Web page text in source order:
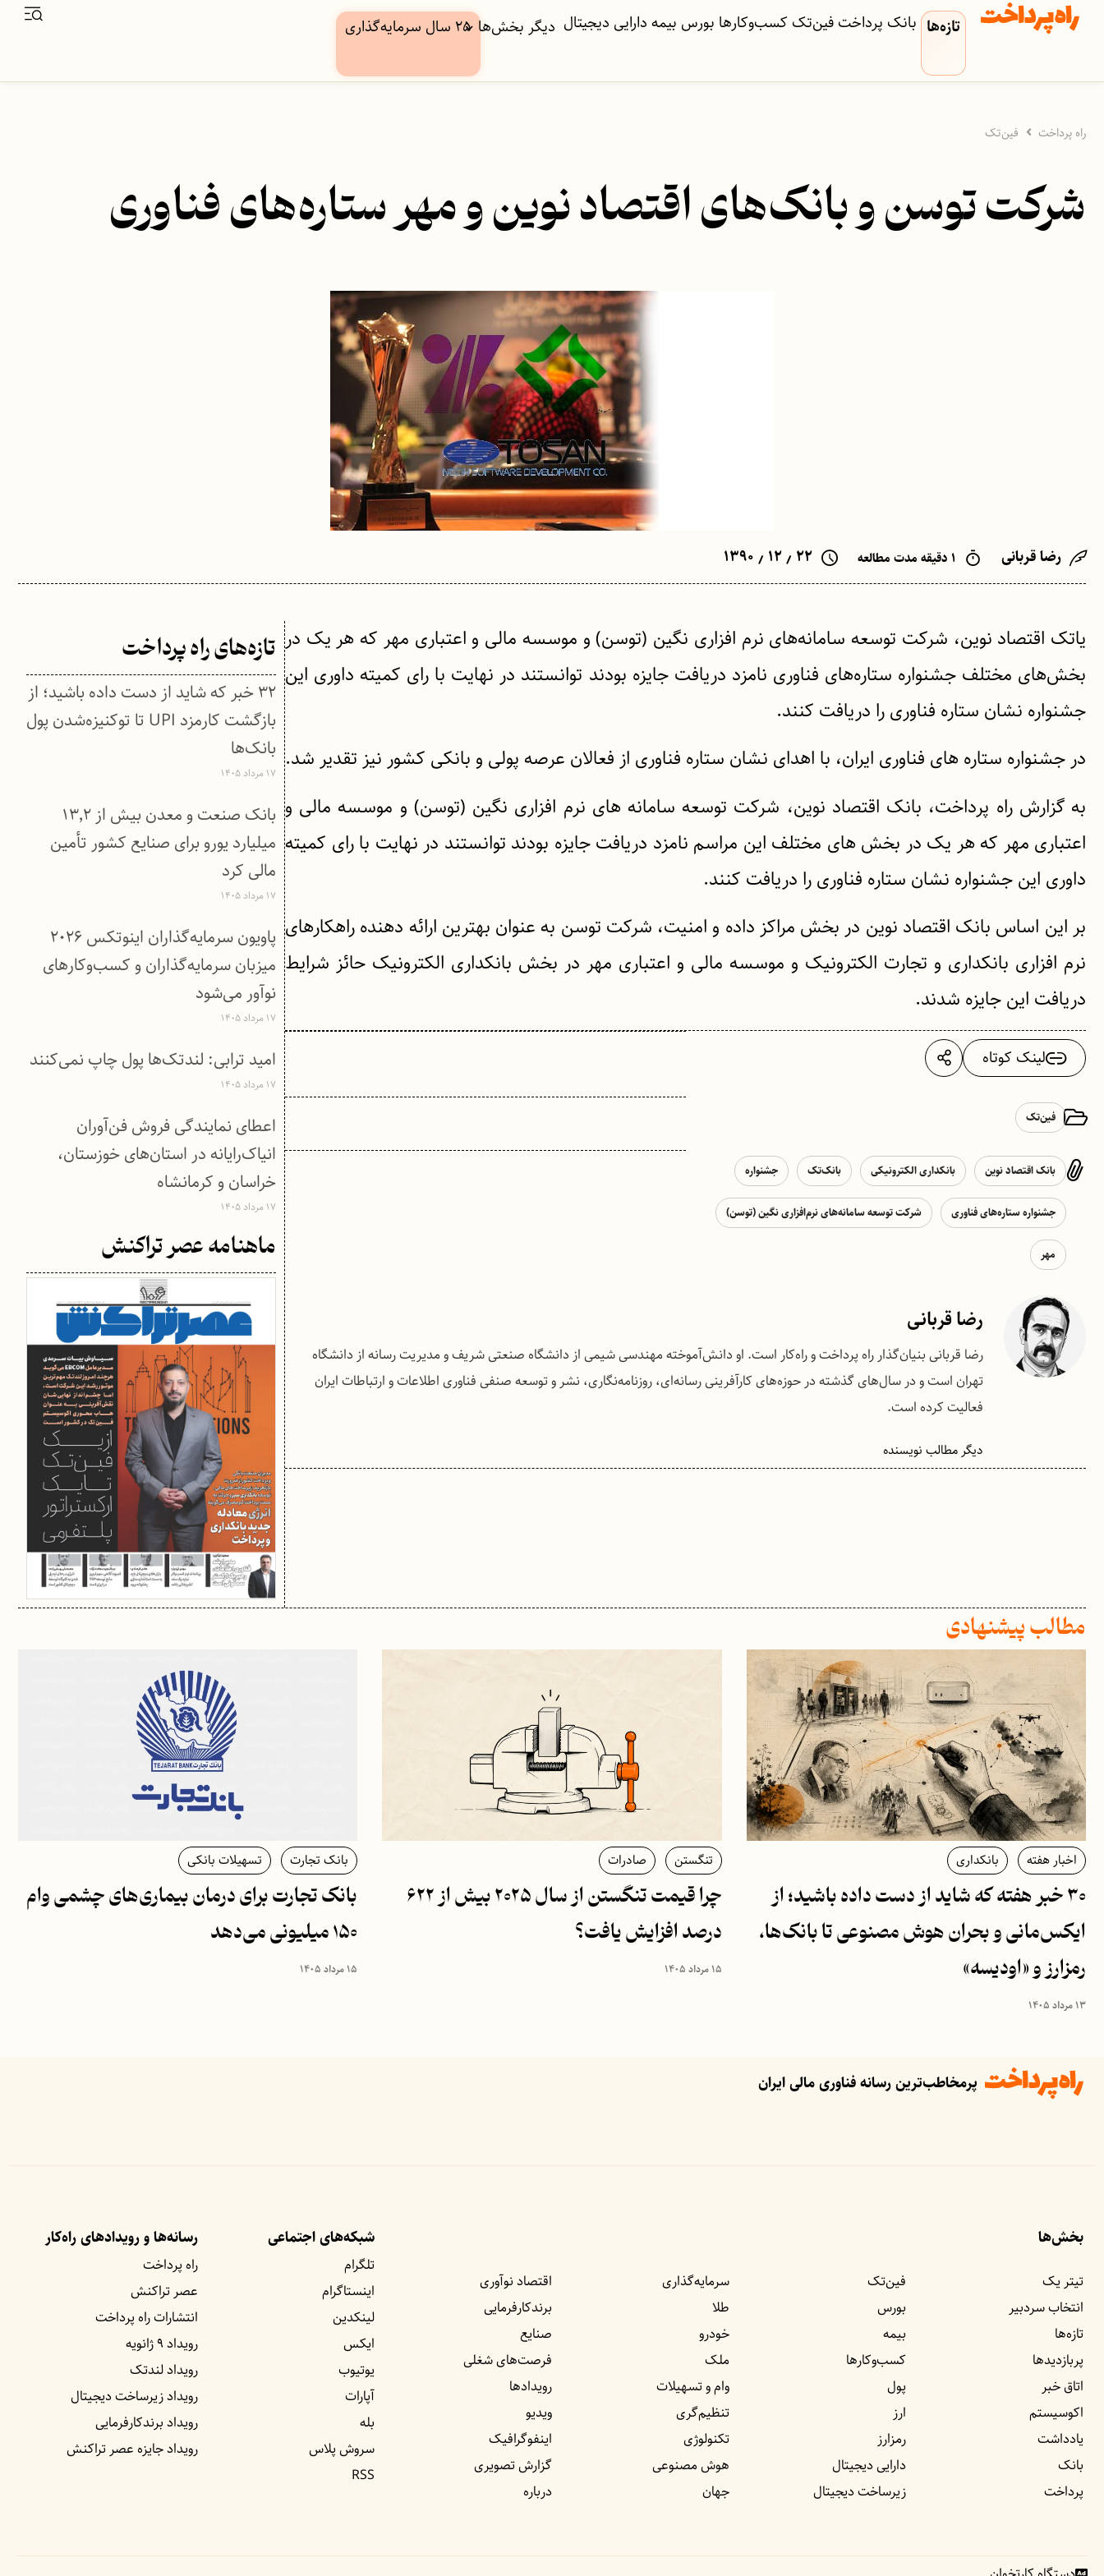
تازه‌ها بانک پرداختفین‌تک کسب‌وکار‌ها بورس بیمهدارایی دیجیتال دیگر بخش‌ها ۲۵ سال سرمایه‌گذاری
راه پرداخت فین‌تک
شرکت توسن و بانک‌های اقتصاد نوین و مهر ستاره‌های فناوری
رضا قربانی ۱ دقیقه مدت مطالعه ۲۲ ٫ ۱۲ ٫ ۱۳۹۰
یاتک اقتصاد نوین، شرکت توسعه سامانه‌های نرم افزاری نگین (توسن) و موسسه مالی و اعتباری مهر که هر یک در
بخش‌های مختلف جشنواره ستاره‌های فناوری نامزد دریافت جایزه بودند توانستند در نهایت با رای کمیته داوری این
جشنواره نشان ستاره فناوری را دریافت کنند.
در جشنواره ستاره های فناوری ایران، با اهدای نشان ستاره فناوری از فعالان عرصه پولی و بانکی کشور نيز تقدیر شد.
به گزارش راه پرداخت، بانک اقتصاد نوین، شرکت توسعه سامانه های نرم افزاری نگین (توسن) و موسسه مالی و
اعتباری مهر که هر یک در بخش های مختلف این مراسم نامزد دریافت جایزه بودند توانستند در نهایت با رای کمیته
داوری این جشنواره نشان ستاره فناوری را دریافت کنند.
بر این اساس بانک اقتصاد نوین در بخش مراکز داده و امنیت، شرکت توسن به عنوان بهترين ارائه دهنده راهکارهای
نرم افزاری بانکداری و تجارت الکترونیک و موسسه مالی و اعتباری مهر در بخش بانکداری الکترونیک حائز شرایط
دریافت این جایزه شدند.
لینک کوتاه
فین‌تک
بانک اقتصاد نوین بانکداری الکترونیکی بانک‌تک جشنواره
جشنواره ستاره‌های فناوری شرکت توسعه سامانه‌های نرم‌افزاری نگین (توسن)
مهر
رضا قربانی
رضا قربانی بنیان‌گذار راه پرداخت و راه‌کار است. او دانش‌آموخته مهندسی شیمی از دانشگاه صنعتی شریف و مدیریت رسانه از دانشگاه
تهران است و در سال‌های گذشته در حوزه‌های کارآفرینی رسانه‌ای، روزنامه‌نگاری، نشر و توسعه صنفی فناوری اطلاعات و ارتباطات ایران
فعالیت کرده است.
دیگر مطالب نویسنده
تازه‌های راه پرداخت
۳۲ خبر که شاید از دست داده باشید؛ از
بازگشت کارمزد UPI تا توکنیزه‌شدن پول
بانک‌ها
۱۷ مرداد ۱۴۰۵
بانک صنعت و معدن بیش از ۱۳٬۲
میلیارد یورو برای صنایع کشور تأمین
مالی کرد
۱۷ مرداد ۱۴۰۵
پاویون سرمایه‌گذاران اینوتکس ۲۰۲۶
میزبان سرمایه‌گذاران و کسب‌وکارهای
نوآور می‌شود
۱۷ مرداد ۱۴۰۵
امید ترابی: لندتک‌ها پول چاپ نمی‌کنند
۱۷ مرداد ۱۴۰۵
اعطای نمایندگی فروش فن‌آوران
انیاک‌رایانه در استان‌های خوزستان،
خراسان و کرمانشاه
۱۷ مرداد ۱۴۰۵
ماهنامه عصر تراکنش
مطالب پیشنهادی
اخبار هفته بانکداری
۳۰ خبر هفته که شاید از دست داده باشید؛ از
ایکس‌مانی و بحران هوش مصنوعی تا بانک‌ها،
رمزارز و «اودیسه»
۱۳ مرداد ۱۴۰۵
تنگستن صادرات
چرا قیمت تنگستن از سال ۲۰۲۵ بیش از ۶۲۲
درصد افزایش یافت؟
۱۵ مرداد ۱۴۰۵
بانک تجارت تسهیلات بانکی
بانک تجارت برای درمان بیماری‌های چشمی وام
۱۵۰ میلیونی می‌دهد
۱۵ مرداد ۱۴۰۵
پرمخاطب‌ترین رسانه فناوری مالی ایران
بخش‌ها
تیتر یک
انتخاب سردبیر
تازه‌ها
پربازدید‌ها
اتاق خبر
اکوسیستم
یادداشت‌
بانک
پرداخت
فین‌تک
بورس
بیمه
کسب‌وکار‌ها
پول
ارز
رمزارز
دارایی دیجیتال
زیرساخت دیجیتال
سرمایه‌گذاری
طلا
خودرو
ملک
وام و تسهیلات
تنظیم‌گری
تکنولوژی
هوش مصنوعی
جهان
اقتصاد نوآوری
برندکارفرمایی
صنایع
فرصت‌های شغلی
رویداد‌ها
ویدیو
اینفوگرافیک
گزارش تصویری
درباره
شبکه‌های اجتماعی
تلگرام
اینستاگرام
لینکدین
ایکس
یوتیوب
آپارات
بله
سروش پلاس
RSS
رسانه‌ها و رویداد‌های راه‌کار
راه پرداخت
عصر تراکنش
انتشارات راه پرداخت
رویداد ۹ ژانویه
رویداد لندتک
رویداد زیرساخت دیجیتال
رویداد برندکارفرمایی
رویداد جایزه عصر تراکنش